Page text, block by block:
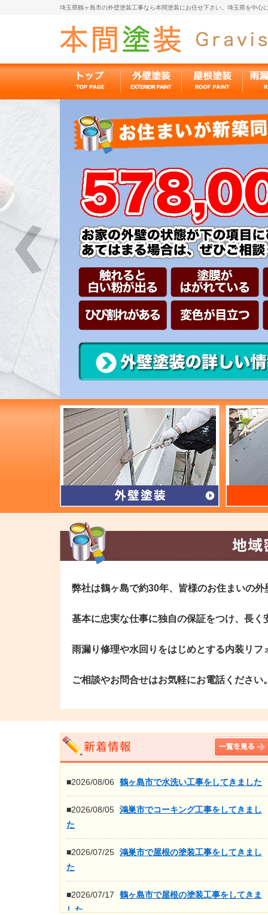
埼玉県鶴ヶ島市の外壁塗装工事なら本間塗装にお任せ下さい。埼玉県を中
弊社は鶴ヶ島で約30年、皆様のお住まいの
基本に忠実な仕事に独自の保証をつけ、長
雨漏り修理や水回りをはじめとする内装リフ
ご相談やお問合せはお気軽にお電話ください
■2026/08/06 鶴ヶ島市で水洗い工事をしてきました
■2026/08/05 鴻巣市でコーキング工事をしてきまし
た
■2026/07/25 鴻巣市で屋根の塗装工事をしてきまし
た
■2026/07/17
鶴ヶ島市で屋根の塗装工事をしてきま
した